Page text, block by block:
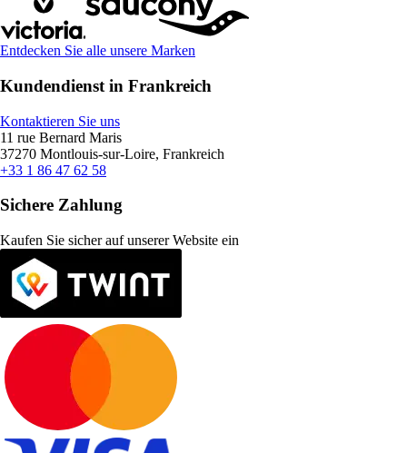
Entdecken Sie alle unsere Marken
Kundendienst in Frankreich
Kontaktieren Sie uns
11 rue Bernard Maris
37270 Montlouis-sur-Loire, Frankreich
+33 1 86 47 62 58
Sichere Zahlung
Kaufen Sie sicher auf unserer Website ein